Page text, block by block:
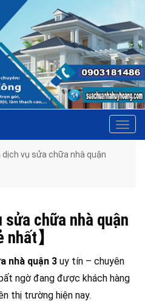
dịch vụ sửa chữa nhà quận
sửa chữa nhà quận
】
nhà quận 3 uy tín – chuyên
ngờ đang được khách hàng
thị trường hiện nay.